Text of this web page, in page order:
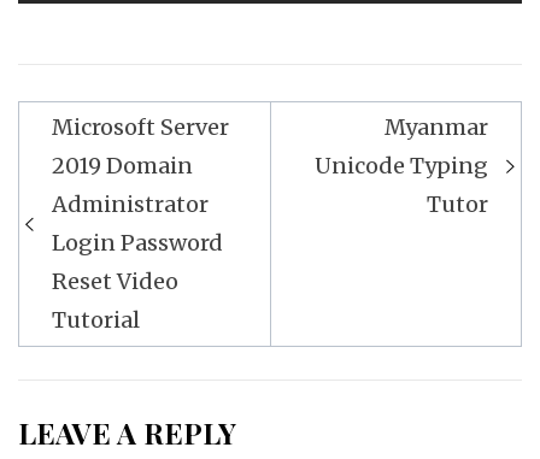
Post
navigation
Microsoft Server
2019 Domain
Administrator
Login Password
Reset Video
Tutorial
Myanmar
Unicode Typing
Tutor
LEAVE A REPLY